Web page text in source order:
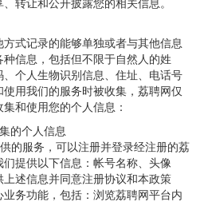
转让和公开披露您的相关信息。
式记录的能够单独或者与其他信息
信息，包括但不限于自然人的姓
个人生物识别信息、住址、电话号
用我们的服务时被收集，荔聘网仅
和使用您的个人信息：
的个人信息
的服务，可以注册并登录经注册的荔
提供以下信息：帐号名称、头像
上述信息并同意注册协议和本政策
务功能，包括：浏览荔聘网平台内